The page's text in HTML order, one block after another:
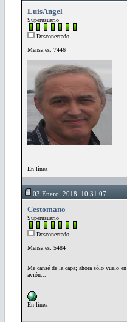
LuisAngel
Superusuario
Desconectado
Mensajes: 7446
En línea
03 Enero, 2018, 10:31:07
Cestomano
Superusuario
Desconectado
Mensajes: 5484
Me cansé de la capa; ahora sólo vuelo en
avión...
En línea